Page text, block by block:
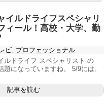
イルドライフスペシャリ
ィール！高校・大学、勤
ビ, プロフェッショナル
ルドライフ スペシャリスト の
題になっていますね。 5/9には、
記事を読む